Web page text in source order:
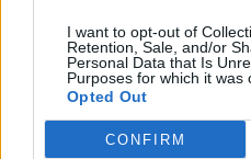
I want to opt-out of
Retention, Sale, and/or
Personal Data that Is
Purposes for which it was
Opted Out
CONFIRM
wracajmy do domu!
Kokosza długo nie
ponieważ w tym